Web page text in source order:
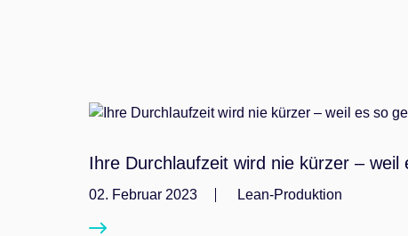
Ihre Durchlaufzeit wird nie kürzer – weil
02. Februar 2023 Lean-Produktion